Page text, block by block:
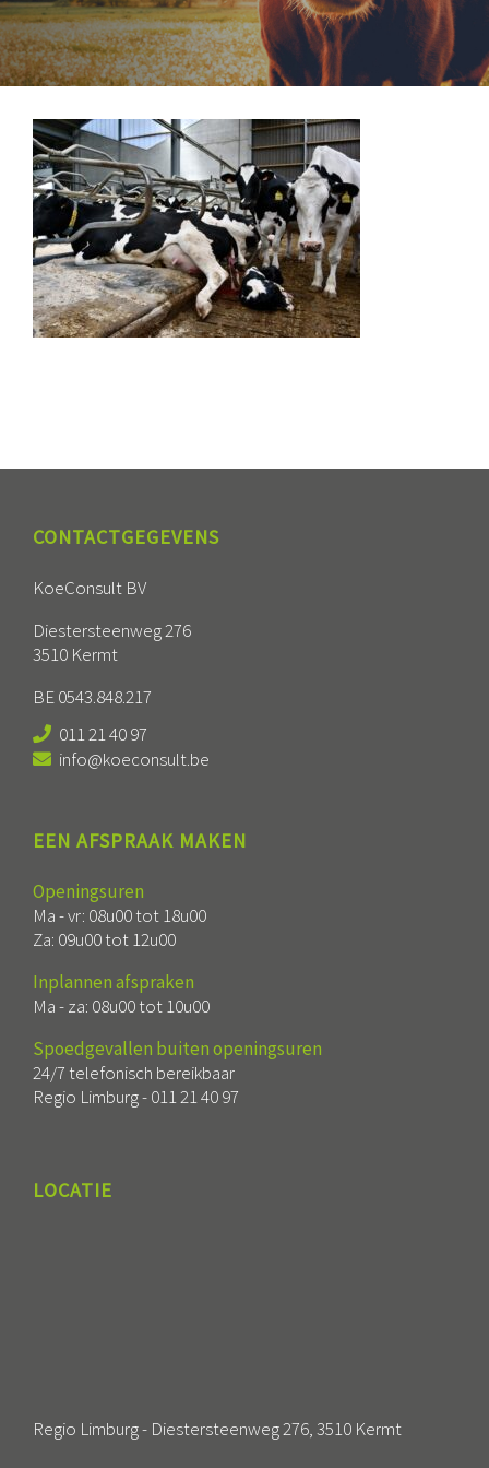
CONTACTGEGEVENS
KoeConsult BV
Diestersteenweg 276
3510 Kermt
BE 0543.848.217
011 21 40 97
info@koeconsult.be
EEN AFSPRAAK MAKEN
Openingsuren
Ma - vr: 08u00 tot 18u00
Za: 09u00 tot 12u00
Inplannen afspraken
Ma - za: 08u00 tot 10u00
Spoedgevallen buiten openingsuren
24/7 telefonisch bereikbaar
Regio Limburg -011 21 40 97
LOCATIE
Regio Limburg - Diestersteenweg 276, 3510 Kermt